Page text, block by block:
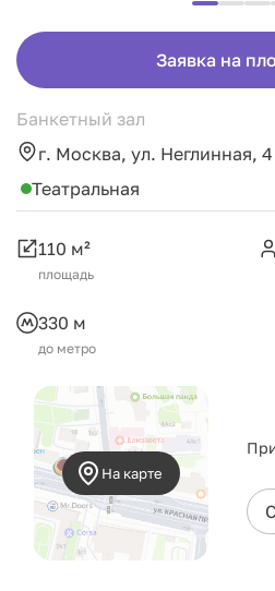
Заявка на
Банкетный зал
г. Москва, ул. Неглинная, 4
Театральная
110 м²
площадь
330 м
до метро
На карте